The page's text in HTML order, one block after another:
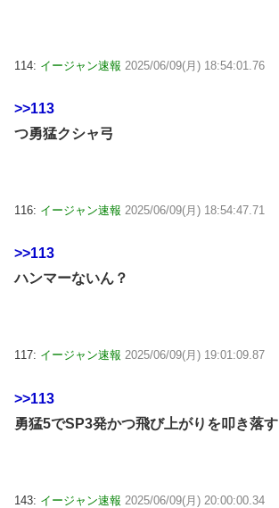
114: イージャン速報 2025/06/09(月) 18:54:01.76
>>113
つ勇猛クシャ弓
116: イージャン速報 2025/06/09(月) 18:54:47.71
>>113
ハンマーないん？
117: イージャン速報 2025/06/09(月) 19:01:09.87
>>113
勇猛5でSP3発かつ飛び上がりを叩き落す
143: イージャン速報 2025/06/09(月) 20:00:00.34